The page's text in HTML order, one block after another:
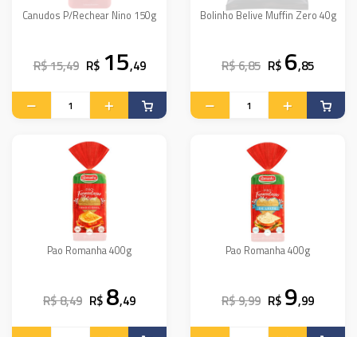
Canudos P/Rechear Nino 150g
R$ 15,49 R$ 15,49
Bolinho Belive Muffin Zero 40g
R$ 6,85 R$ 6,85
Pao Romanha 400g
R$ 8,49 R$ 8,49
Pao Romanha 400g
R$ 9,99 R$ 9,99